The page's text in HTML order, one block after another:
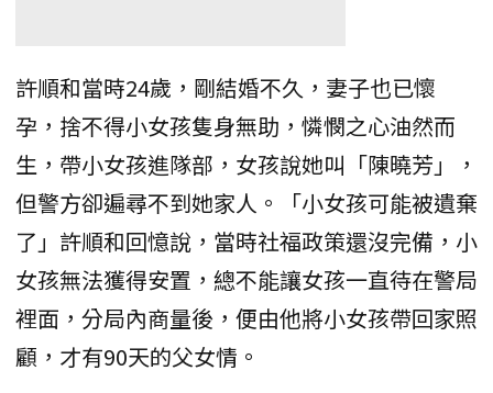
許順和當時24歲，剛結婚不久，妻子也已懷
孕，捨不得小女孩隻身無助，憐憫之心油然而
生，帶小女孩進隊部，女孩說她叫「陳曉芳」，
但警方卻遍尋不到她家人。「小女孩可能被遺棄
了」許順和回憶說，當時社福政策還沒完備，小
女孩無法獲得安置，總不能讓女孩一直待在警局
裡面，分局內商量後，便由他將小女孩帶回家照
顧，才有90天的父女情。